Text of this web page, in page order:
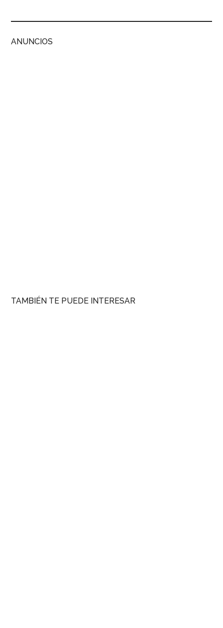
ANUNCIOS
TAMBIÉN TE PUEDE INTERESAR